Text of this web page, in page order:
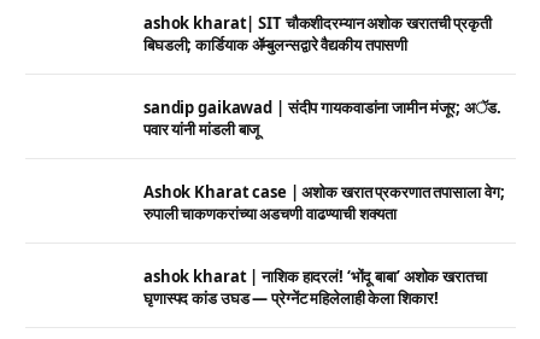
ashok kharat| SIT चौकशीदरम्यान अशोक खरातची प्रकृती
बिघडली; कार्डियाक ॲम्बुलन्सद्वारे वैद्यकीय तपासणी
sandip gaikawad | संदीप गायकवाडांना जामीन मंजूर; अॅड.
पवार यांनी मांडली बाजू
Ashok Kharat case | अशोक खरात प्रकरणात तपासाला वेग;
रुपाली चाकणकरांच्या अडचणी वाढण्याची शक्यता
ashok kharat | नाशिक हादरलं! ‘भोंदू बाबा’ अशोक खरातचा
घृणास्पद कांड उघड — प्रेग्नेंट महिलेलाही केला शिकार!